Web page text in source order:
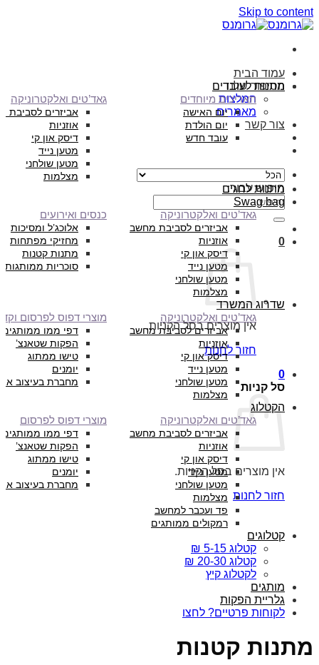
Skip to content
עמוד הבית
הסיפור שלנו
המלצות
מאמרים
צור קשר
חיפוש עבור:
0
אין מוצרים בסל הקניות.
חזור לחנות
0
סל קניות
אין מוצרים בסל הקניות.
חזור לחנות
מתנות לעובדים
תאריכים מיוחדים
יום האישה
יום הולדת
עובד חדש
גאד’טים ואלקטרוניקה
אביזרים לסביבת
אוזניות
דיסק און קי
מטען נייד
מטען שולחני
מצלמות
מתנות לחגים
Swag bag
גאד’טים ואלקטרוניקה
אביזרים לסביבת מחשב
אוזניות
דיסק און קי
מטען נייד
מטען שולחני
מצלמות
כנסים ואירועים
אלוכג’ל ומסיכות
מחזיקי מפתחות
מתנות קטנות
סוכריות ממותגות
שדרוג המשרד
גאד’טים ואלקטרוניקה
אביזרים לסביבת מחשב
אוזניות
דיסק און קי
מטען נייד
מטען שולחני
מצלמות
מוצרי דפוס לפרסום
דפי ממו ממותגים
הפקות שטאנצ’
טישו ממתוג
יומנים
מחברת בעיצוב
הקטלוג
גאד’טים ואלקטרוניקה
אביזרים לסביבת מחשב
אוזניות
דיסק און קי
מטען נייד
מטען שולחני
מצלמות
פד ועכבר למחשב
רמקולים ממותגים
מוצרי דפוס לפרסום
דפי ממו ממותגים
הפקות שטאנצ’
טישו ממתוג
יומנים
מחברת בעיצוב
קטלוגים
קטלוג 5-15 ₪
קטלוג 20-30 ₪
לקטלוג קיץ
מותגים
גלריית הפקות
לקוחות פרטיים? לחצו
מתנות קטנות